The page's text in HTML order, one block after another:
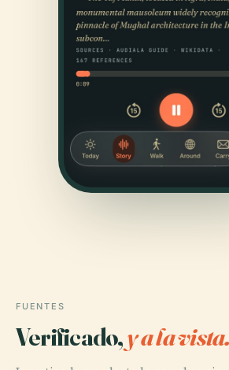
FUENTES
Verificado,y a la vista.